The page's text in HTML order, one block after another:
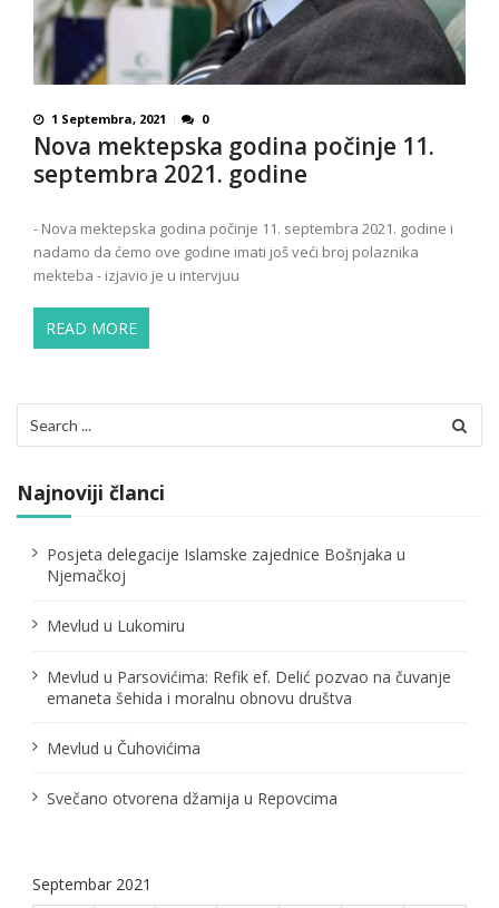
1 Septembra, 2021 0
Nova mektepska godina počinje 11.
septembra 2021. godine
- Nova mektepska godina počinje 11. septembra 2021. godine i
nadamo da ćemo ove godine imati još veći broj polaznika
mekteba - izjavio je u intervjuu
READ MORE
for:
Najnoviji članci
Posjeta delegacije Islamske zajednice Bošnjaka u
Njemačkoj
Mevlud u Lukomiru
Mevlud u Parsovićima: Refik ef. Delić pozvao na čuvanje
emaneta šehida i moralnu obnovu društva
Mevlud u Čuhovićima
Svečano otvorena džamija u Repovcima
Septembar 2021